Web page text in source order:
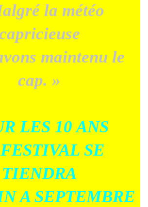
la météo
maintenu le
cap. »
LES 10 ANS
SE
TIENDRA
A SEPTEMBRE